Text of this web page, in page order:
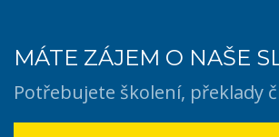
MÁTE ZÁJEM O NAŠE
Potřebujete školení, překlady